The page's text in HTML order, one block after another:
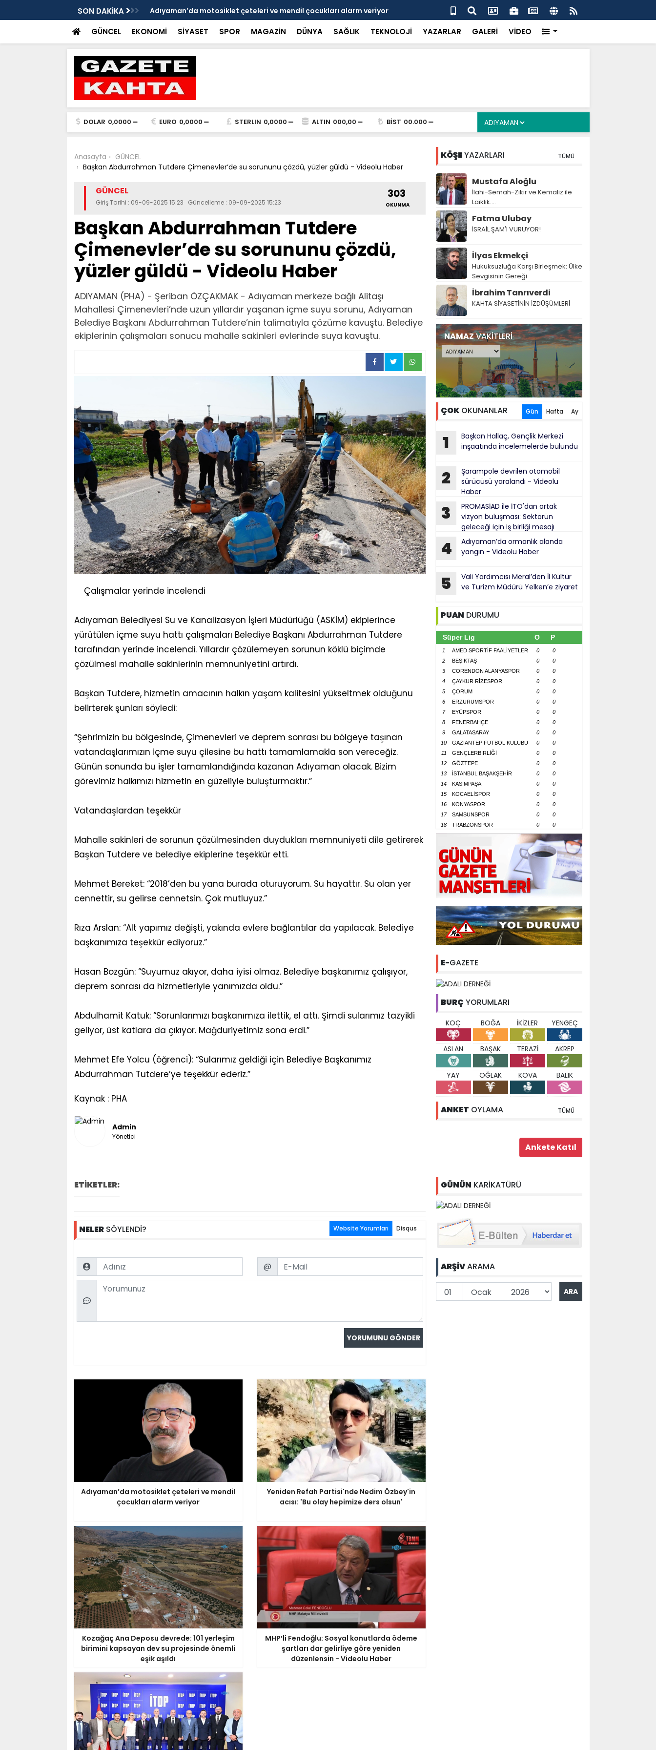
SON DAKİKA
ve mendil çocukları alarm veriyor
Yeniden Refah Partisi'nde Nedim Özbey'in acısı: 'Bu olay hepimize
ders olsun'
Kozağaç Ana Deposu devrede: 101 yerleşim birimini kapsayan dev su
projesinde önemli eşik aşıldı
GÜNCEL EKONOMİ SİYASET SPOR MAGAZİN DÜNYA SAĞLIK TEKNOLOJİ YAZARLAR GALERİ VİDEO
DOLAR 0,0000 EURO 0,0000 STERLIN 0,0000 ALTIN 000,00 BİST 00.000
Anasayfa
GÜNCEL
Başkan Abdurrahman Tutdere Çimenevler’de su sorununu çözdü, yüzler güldü - Videolu Haber
GÜNCEL
Giriş Tarihi : 09-09-2025 15:23 Güncelleme : 09-09-2025 15:23
303
OKUNMA
Başkan Abdurrahman Tutdere
Çimenevler’de su sorununu çözdü,
yüzler güldü - Videolu Haber
ADIYAMAN (PHA) - Şeriban ÖZÇAKMAK - Adıyaman merkeze bağlı Alitaşı
Mahallesi Çimenevleri’nde uzun yıllardır yaşanan içme suyu sorunu, Adıyaman
Belediye Başkanı Abdurrahman Tutdere’nin talimatıyla çözüme kavuştu. Belediye
ekiplerinin çalışmaları sonucu mahalle sakinleri evlerinde suya kavuştu.
Çalışmalar yerinde incelendi
Adıyaman Belediyesi Su ve Kanalizasyon İşleri Müdürlüğü (ASKİM) ekiplerince
yürütülen içme suyu hattı çalışmaları Belediye Başkanı Abdurrahman Tutdere
tarafından yerinde incelendi. Yıllardır çözülemeyen sorunun köklü biçimde
çözülmesi mahalle sakinlerinin memnuniyetini artırdı.
Başkan Tutdere, hizmetin amacının halkın yaşam kalitesini yükseltmek olduğunu
belirterek şunları söyledi:
“Şehrimizin bu bölgesinde, Çimenevleri ve deprem sonrası bu bölgeye taşınan
vatandaşlarımızın içme suyu çilesine bu hattı tamamlamakla son vereceğiz.
Günün sonunda bu işler tamamlandığında kazanan Adıyaman olacak. Bizim
görevimiz halkımızı hizmetin en güzeliyle buluşturmaktır.”
Vatandaşlardan teşekkür
Mahalle sakinleri de sorunun çözülmesinden duydukları memnuniyeti dile getirerek
Başkan Tutdere ve belediye ekiplerine teşekkür etti.
Mehmet Bereket: “2018’den bu yana burada oturuyorum. Su hayattır. Su olan yer
cennettir, su gelirse cennetsin. Çok mutluyuz.”
Rıza Arslan: “Alt yapımız değişti, yakında evlere bağlantılar da yapılacak. Belediye
başkanımıza teşekkür ediyoruz.”
Hasan Bozgün: “Suyumuz akıyor, daha iyisi olmaz. Belediye başkanımız çalışıyor,
deprem sonrası da hizmetleriyle yanımızda oldu.”
Abdulhamit Katuk: “Sorunlarımızı başkanımıza ilettik, el attı. Şimdi sularımız tazyikli
geliyor, üst katlara da çıkıyor. Mağduriyetimiz sona erdi.”
Mehmet Efe Yolcu (öğrenci): “Sularımız geldiği için Belediye Başkanımız
Abdurrahman Tutdere’ye teşekkür ederiz.”
Kaynak : PHA
Admin
Yönetici
ETİKETLER:
NELERSÖYLENDİ? Website Yorumları Disqus
Name Email
@
Comment
Adıyaman’da motosiklet çeteleri ve mendil
çocukları alarm veriyor
Yeniden Refah Partisi'nde Nedim Özbey'in
acısı: 'Bu olay hepimize ders olsun'
Kozağaç Ana Deposu devrede: 101 yerleşim
birimini kapsayan dev su projesinde önemli
eşik aşıldı
MHP’li Fendoğlu: Sosyal konutlarda ödeme
şartları dar gelirliye göre yeniden
düzenlensin - Videolu Haber
KÖŞEYAZARLARI TÜMÜ
Mustafa Aloğlu
İlahi-Semah-Zikir ve Kemaliz ile
Laiklik….
Fatma Ulubay
İSRAİL ŞAM'I VURUYOR!
İlyas Ekmekçi
Hukuksuzluğa Karşı Birleşmek: Ülke
Sevgisinin Gereği
İbrahim Tanrıverdi
KAHTA SİYASETİNİN İZDÜŞÜMLERİ
NAMAZVAKİTLERİ
ÇOKOKUNANLAR Gün Hafta Ay
1
Başkan Hallaç, Gençlik Merkezi
inşaatında incelemelerde bulundu
2
Şarampole devrilen otomobil
sürücüsü yaralandı - Videolu
Haber
3
PROMASİAD ile İTO'dan ortak
vizyon buluşması: Sektörün
geleceği için iş birliği mesajı
4
Adıyaman’da ormanlık alanda
yangın - Videolu Haber
5
Vali Yardımcısı Meral’den İl Kültür
ve Turizm Müdürü Yelken’e ziyaret
PUAN DURUMU
Süper Lig O P
1 AMED SPORTİF FAALİYETLER 0
0
2
BEŞİKTAŞ 0
0
3
CORENDON ALANYASPOR 0
0
4
ÇAYKUR RİZESPOR 0
0
5
ÇORUM 0
0
6
ERZURUMSPOR 0
0
7
EYÜPSPOR 0
0
8
FENERBAHÇE 0
0
9
GALATASARAY 0
0
10
GAZİANTEP FUTBOL KULÜBÜ 0
0
11
GENÇLERBİRLİĞİ 0
0
12
GÖZTEPE 0
0
13
İSTANBUL BAŞAKŞEHİR 0
0
14
KASIMPAŞA 0
0
15
KOCAELİSPOR 0
0
16
KONYASPOR 0
0
17
SAMSUNSPOR 0
0
18
TRABZONSPOR 0 0
E-GAZETE
BURÇ YORUMLARI
KOÇ BOĞA İKİZLER YENGEÇ
ASLAN BAŞAK TERAZİ AKREP
YAY OĞLAK KOVA BALIK
ANKET OYLAMA TÜMÜ
GÜNÜN KARİKATÜRÜ
ARŞİVARAMA